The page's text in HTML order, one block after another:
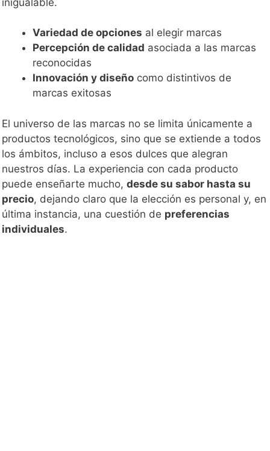
Variedad de opciones al elegir marcas
Percepción de calidad asociada a las marcas
reconocidas
Innovación y diseño como distintivos de
marcas exitosas
El universo de las marcas no se limita únicamente a
productos tecnológicos, sino que se extiende a todos
los ámbitos, incluso a esos dulces que alegran
nuestros días. La experiencia con cada producto
puede enseñarte mucho, desde su sabor hasta su
precio, dejando claro que la elección es personal y, en
última instancia, una cuestión de preferencias
individuales.